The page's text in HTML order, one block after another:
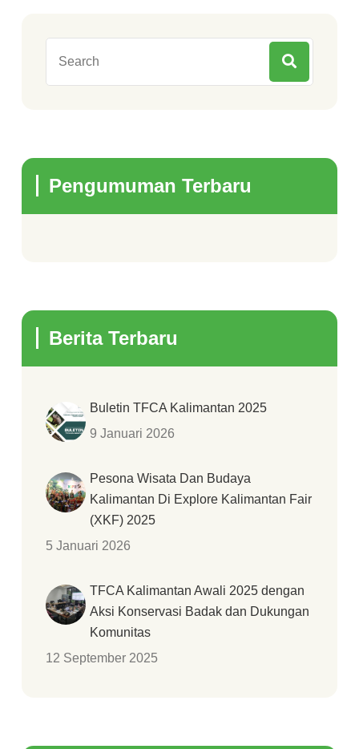
Pengumuman Terbaru
Berita Terbaru
Buletin TFCA Kalimantan 2025
9 Januari 2026
Pesona Wisata Dan Budaya
Kalimantan Di Explore Kalimantan Fair
(XKF) 2025
5 Januari 2026
TFCA Kalimantan Awali 2025 dengan
Aksi Konservasi Badak dan Dukungan
Komunitas
12 September 2025